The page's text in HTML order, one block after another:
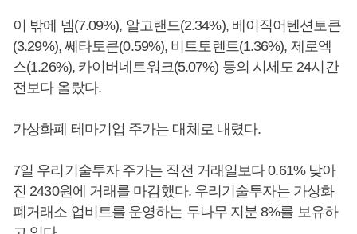
이 밖에 넴(7.09%), 알고랜드(2.34%), 베이직어텐션토큰
(3.29%), 쎄타토큰(0.59%), 비트토렌트(1.36%), 제로엑
스(1.26%), 카이버네트워크(5.07%) 등의 시세도 24시간
전보다 올랐다.
가상화폐 테마기업 주가는 대체로 내렸다.
7일 우리기술투자 주가는 직전 거래일보다 0.61% 낮아
진 2430원에 거래를 마감했다. 우리기술투자는 가상화
폐거래소 업비트를 운영하는 두나무 지분 8%를 보유하